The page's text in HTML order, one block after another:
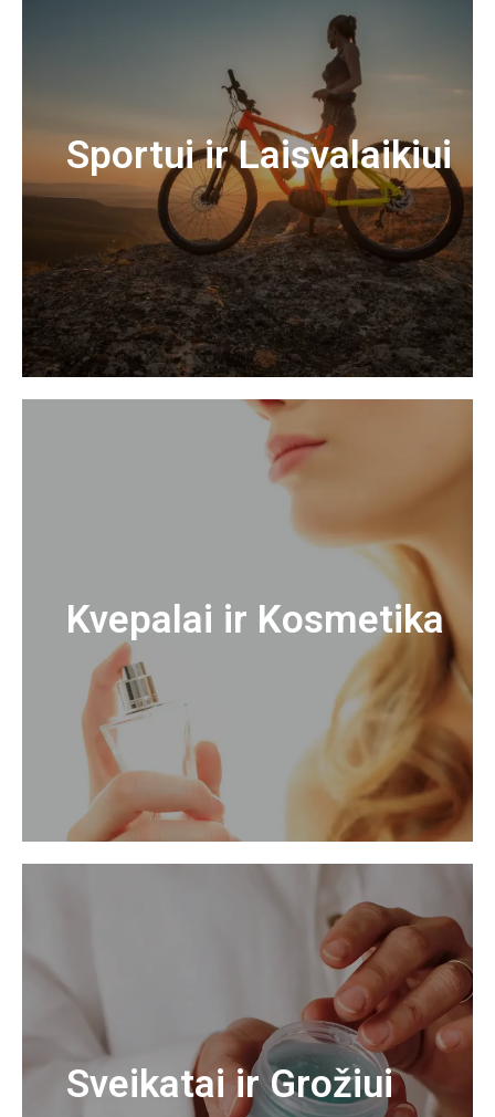
Sportui ir Laisvalaikiui
Kvepalai ir Kosmetika
Sveikatai ir Grožiui